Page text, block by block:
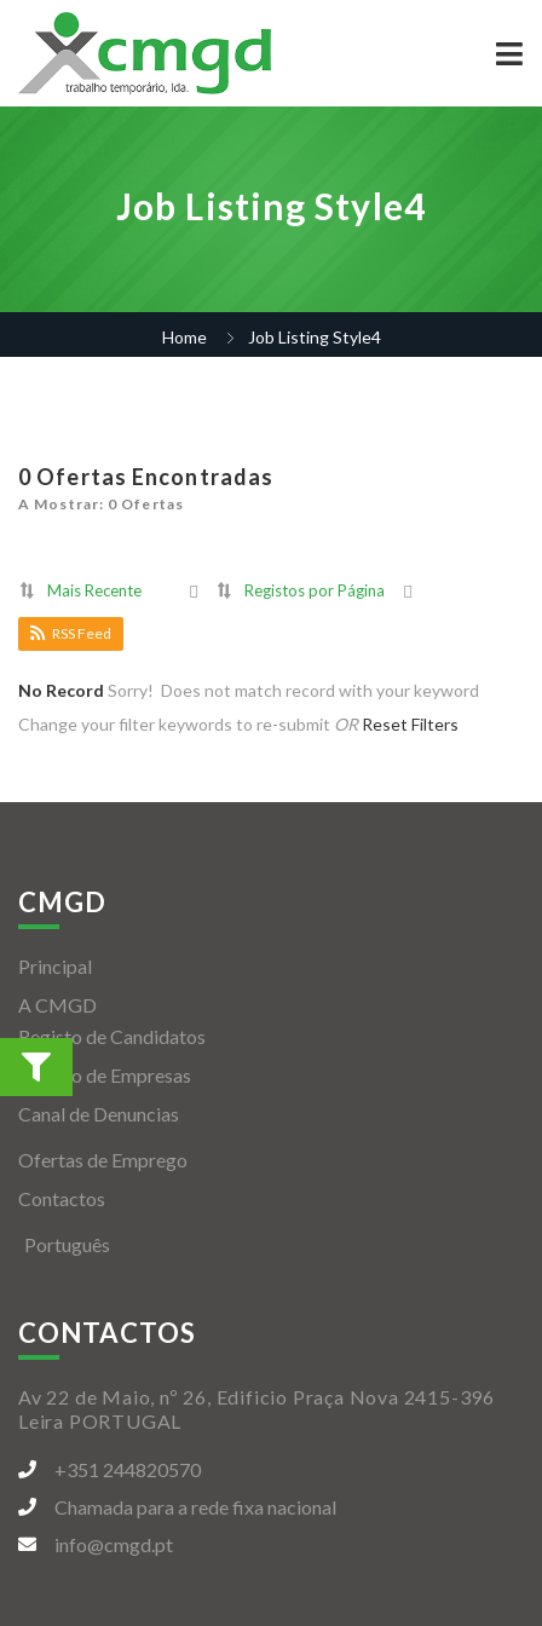
Job Listing Style4
Home Job Listing Style4
0 Ofertas Encontradas
A Mostrar: 0 Ofertas
Mais Recente Registos por Página
RSS Feed
No Record Sorry! Does not match record with your keyword
Change your filter keywords to re-submit OR Reset Filters
CMGD
Principal
A CMGD
Registo de Candidatos
Registo de Empresas
Canal de Denuncias
Ofertas de Emprego
Contactos
Português
CONTACTOS
Av 22 de Maio, nº 26, Edificio Praça Nova 2415-396
Leira PORTUGAL
+351 244820570
Chamada para a rede fixa nacional
info@cmgd.pt